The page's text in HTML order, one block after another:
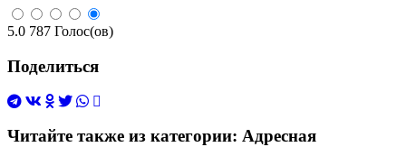
5.0 787 Голос(ов)
Поделиться
Читайте также из категории: Адресная